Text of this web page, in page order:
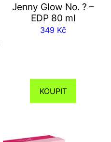
Jenny Glow No. ? –
EDP 80 ml
349 Kč
KOUPIT